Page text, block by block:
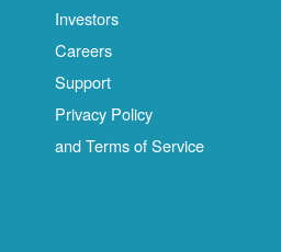
Investors
Careers
Support
Privacy Policy
and Terms of Service